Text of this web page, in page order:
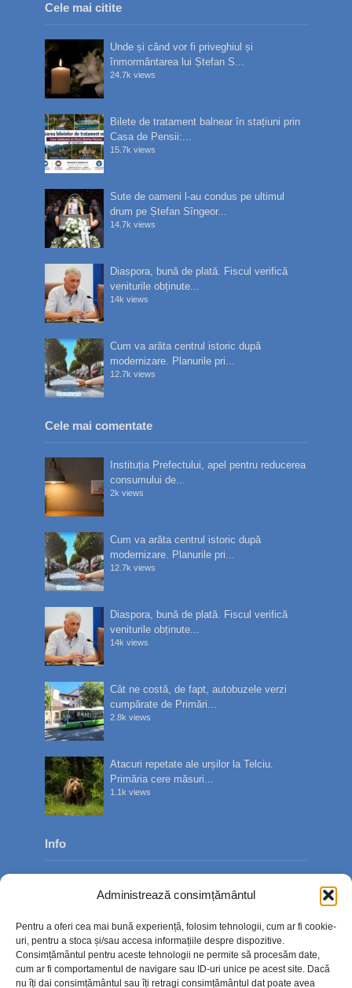
Administrează consimțământul
Pentru a oferi cea mai bună experiență, folosim tehnologii, cum ar fi cookie-
uri, pentru a stoca și/sau accesa informațiile despre dispozitive.
Consimțământul pentru aceste tehnologii ne permite să procesăm date,
cum ar fi comportamentul de navigare sau ID-uri unice pe acest site. Dacă
nu îți dai consimțământul sau îți retragi consimțământul dat poate avea
Cele mai citite
Unde și când vor fi priveghiul și
înmormântarea lui Ștefan S...
24.7k views
Bilete de tratament balnear în stațiuni prin
Casa de Pensii:...
15.7k views
Sute de oameni l-au condus pe ultimul
drum pe Ștefan Sîngeor...
14.7k views
Diaspora, bună de plată. Fiscul verifică
veniturile obținute...
14k views
Cum va arăta centrul istoric după
modernizare. Planurile pri...
12.7k views
Cele mai comentate
Instituția Prefectului, apel pentru reducerea
consumului de...
2k views
Cum va arăta centrul istoric după
modernizare. Planurile pri...
12.7k views
Diaspora, bună de plată. Fiscul verifică
veniturile obținute...
14k views
Cât ne costă, de fapt, autobuzele verzi
cumpărate de Primări...
2.8k views
Atacuri repetate ale urșilor la Telciu.
Primăria cere măsuri...
1.1k views
Info
Contact
Politica de confidențialitate